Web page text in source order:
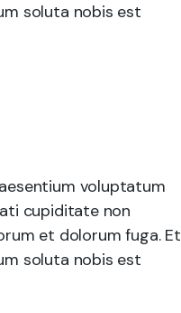
soluta nobis est
voluptatum
cupiditate non
et dolorum fuga. Et
soluta nobis est